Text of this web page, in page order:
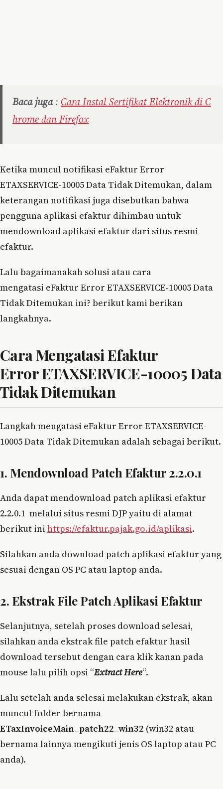
Baca juga: Cara Instal Sertifikat Elektronik di C
hrome dan Firefox
Ketika muncul notifikasi eFaktur Error
ETAXSERVICE-10005 Data Tidak Ditemukan, dalam
keterangan notifikasi juga disebutkan bahwa
pengguna aplikasi efaktur dihimbau untuk
mendownload aplikasi efaktur dari situs resmi
efaktur.
Lalu bagaimanakah solusi atau cara
mengatasi eFaktur Error ETAXSERVICE-10005 Data
Tidak Ditemukan ini? berikut kami berikan
langkahnya.
Cara Mengatasi Efaktur
Error ETAXSERVICE-10005 Data
Tidak Ditemukan
Langkah mengatasi eFaktur Error ETAXSERVICE-
10005 Data Tidak Ditemukan adalah sebagai berikut.
1. Mendownload Patch Efaktur 2.2.0.1
Anda dapat mendownload patch aplikasi efaktur
2.2.0.1 melalui situs resmi DJP yaitu di alamat
berikut ini https://efaktur.pajak.go.id/aplikasi.
Silahkan anda download patch aplikasi efaktur yang
sesuai dengan OS PC atau laptop anda.
2. Ekstrak File Patch Aplikasi Efaktur
Selanjutnya, setelah proses download selesai,
silahkan anda ekstrak file patch efaktur hasil
download tersebut dengan cara klik kanan pada
mouse lalu pilih opsi “Extract Here“.
Lalu setelah anda selesai melakukan ekstrak, akan
muncul folder bernama
ETaxInvoiceMain_patch22_win32 (win32 atau
bernama lainnya mengikuti jenis OS laptop atau PC
anda).